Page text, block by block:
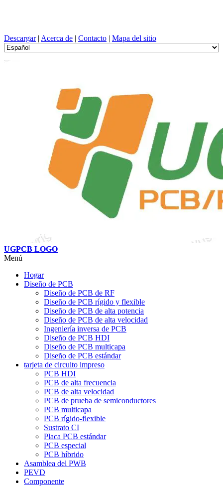
Descargar| Acerca de | Contacto | Mapa del sitio
UGPCB LOGO
Menú
Hogar
Diseño de PCB
Diseño de PCB de RF
Diseño de PCB rígido y flexible
Diseño de PCB de alta potencia
Diseño de PCB de alta velocidad
Ingeniería inversa de PCB
Diseño de PCB HDI
Diseño de PCB multicapa
Diseño de PCB estándar
tarjeta de circuito impreso
PCB HDI
PCB de alta frecuencia
PCB de alta velocidad
PCB de prueba de semiconductores
PCB multicapa
PCB rígido-flexible
Sustrato CI
Placa PCB estándar
PCB especial
PCB híbrido
Asamblea del PWB
PEVD
Componente